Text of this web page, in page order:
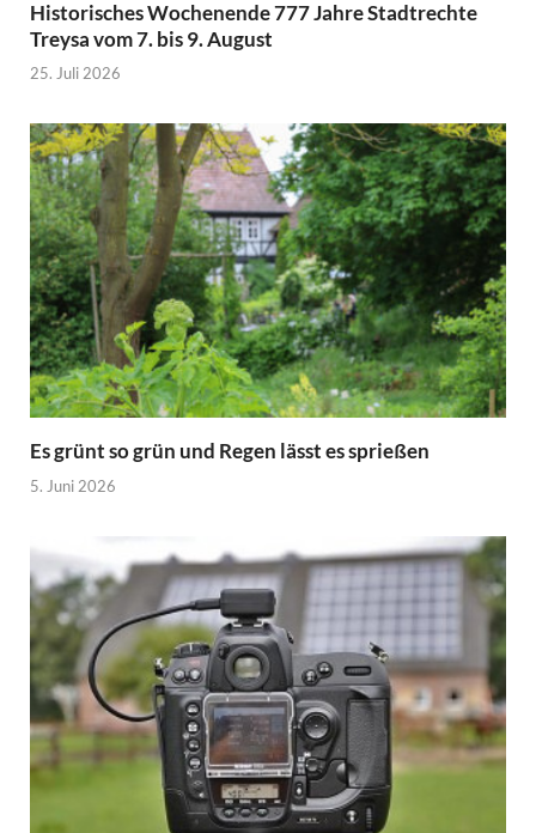
Historisches Wochenende 777 Jahre Stadtrechte
Treysa vom 7. bis 9. August
25. Juli 2026
Es grünt so grün und Regen lässt es sprießen
5. Juni 2026